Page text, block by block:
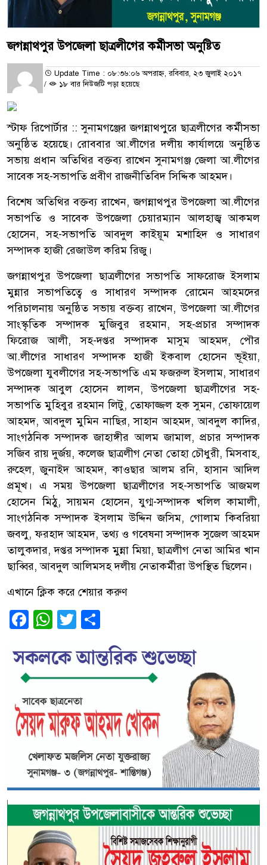
জগন্নাথপুর উপজেলা ছাত্রলীগের কর্মীসভা অনুষ্টিত
Update Time : ০৮:৩৬:০৬ অপরাহ্ন, রবিবার, ২৩ জুলাই ২০১৭
/
১৮ বার নিউজটি পড়া হয়েছে
স্টাফ রিপোর্টার :: সুনামগঞ্জের জগন্নাথপুরে ছাত্রলীগের কর্মীসভা
অনুষ্ঠিত হয়েছে। রোববার আ.লীগের দলীয় কার্যালয়ে অনুষ্ঠিত
সভায় প্রধান অতিথির বক্তব্য রাখেন সুনামগঞ্জ জেলা আ.লীগের
সাবেক সহ-সভাপতি প্রবীণ রাজনীতিবিদ সিদ্দিক আহমদ।
বিশেষ অতিথির বক্তব্য রাখেন, জগন্নাথপুর উপজেলা আ.লীগের
সভাপতি ও সাবেক উপজেলা চেয়ারম্যান আলহাজ্ব আকমল
হোসেন, সহ-সভাপতি আবদুল কাইয়ূম মশাহিদ ও সাধারণ
সম্পাদক হাজী রেজাউল করিম রিজু।
জগন্নাথপুর উপজেলা ছাত্রলীগের সভাপতি সাফরোজ ইসলাম
মুন্নার সভাপতিত্বে ও সাধারণ সম্পাদক রোমেন আহমদের
পরিচালনায় অনুষ্ঠিত সভায় বক্তব্য রাখেন, উপজেলা আ.লীগের
সাংস্কৃতিক সম্পাদক মুজিবুর রহমান, সহ-প্রচার সম্পাদক
ফিরোজ আলী, সহ-দপ্তর সম্পাদক মাসুম আহমদ, পৌর
আ.লীগের সাধারণ সম্পাদক হাজী ইকবাল হোসেন ভূইয়া,
উপজেলা যুবলীগের সহ-সভাপতি এম ফজরুল ইসলাম, সাধারণ
সম্পাদক আবুল হোসেন লালন, উপজেলা ছাত্রলীগের সহ-
সভাপতি মুহিবুর রহমান লিটু, তোফাজ্জল হক সুমন, তোফায়েল
আহমদ, আবদুল মুমিন নাছির, সাহান আহমদ, আবদুল কাদির,
সাংগঠনিক সম্পাদক জাহাঙ্গীর আলম জামাল, প্রচার সম্পাদক
সজিব রায় দুর্জয়, কলেজ ছাত্রলীগ নেতা তোহা চৌধুরী, মিসবাহ,
রুহেল, জুনাইদ আহমদ, কাওছার আলম রনি, হাসান আদিল
প্রমূখ। এ সময় উপজেলা ছাত্রলীগের সহ-সভাপতি আজমল
হোসেন মিঠু, সায়মন হোসেন, যুগ্ম-সম্পাদক খলিল কামালী,
সাংগঠনিক সম্পাদক ইসলাম উদ্দিন জসিম, গোলাম কিবরিয়া
জবলু, ফরহাদ আহমদ, তথ্য ও গবেষনা সম্পাদক সুজেল আহমদ
তালুকদার, দপ্তর সম্পাদক মুন্না মিয়া, ছাত্রলীগ নেতা আমির খান
ছাব্বির, আবদুল আলিমসহ দলীয় নেতাকর্মীরা উপস্থিত ছিলেন।
এখানে ক্লিক করে শেয়ার করুণ
Facebook
WhatsApp
Twitter